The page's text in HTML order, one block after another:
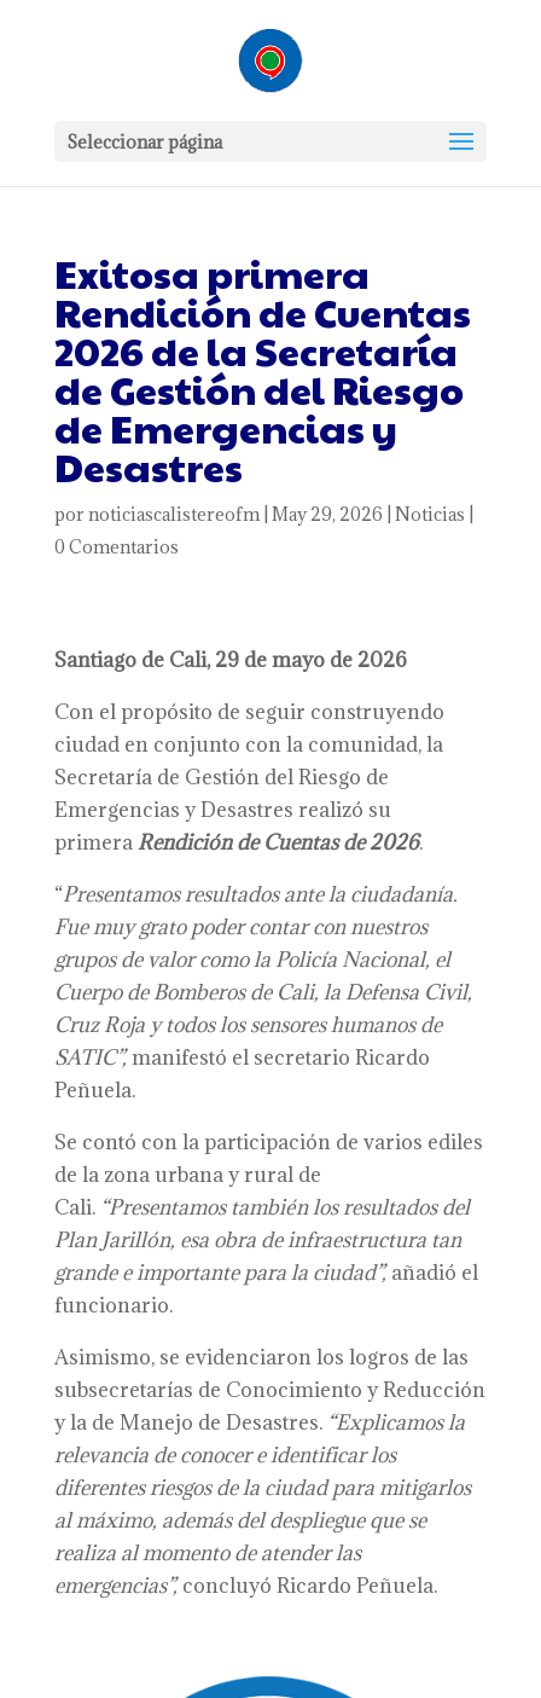
Seleccionar página
Exitosa primera
Rendición de Cuentas
2026 de la Secretaría
de Gestión del Riesgo
de Emergencias y
Desastres
por noticiascalistereofm| May 29, 2026 Noticias
0 Comentarios
Santiago de Cali, 29 de mayo de 2026
Con el propósito de seguir construyendo
ciudad en conjunto con la comunidad, la
Secretaría de Gestión del Riesgo de
Emergencias y Desastres realizó su
primeraRendición deCuentas de 2026.
“Presentamos resultados ante la ciudadanía.
Fue muy grato poder contar con nuestros
grupos de valor como la Policía Nacional, el
Cuerpo de Bomberos de Cali, la Defensa Civil,
Cruz Roja y todos los sensores humanos de
SATIC”,manifestó el secretario Ricardo
Peñuela.
Se contó con la participación de varios ediles
de la zona urbana y rural de
Cali. “Presentamos también los resultados del
Plan Jarillón, esa obra de infraestructura tan
grande e importante parala ciudad”,añadió el
funcionario.
Asimismo, se evidenciaron los logros de las
subsecretarías de Conocimiento y Reducción
y la de Manejo de Desastres. “Explicamos la
relevancia de conocer e identificar los
diferentes riesgos de la ciudad para mitigarlos
al máximo, además del despliegue que se
realiza al momento de atender las
emergencias”,concluyó Ricardo Peñuela.